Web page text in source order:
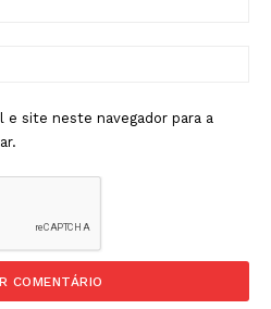
site neste navegador para a